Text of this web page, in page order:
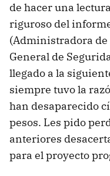
de hacer una
riguroso del
(Administradora de
General de
llegado a la
siempre tuvo la
han desaparecido
pesos. Les pido
anteriores
para el proyecto